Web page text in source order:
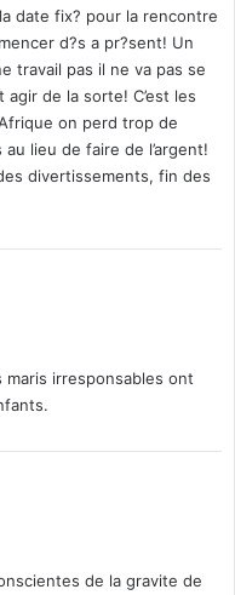
date fix? pour la rencontre
d?s a pr?sent! Un
travail pas il ne va pas se
de la sorte! C’est les
on perd trop de
lieu de faire de l’argent!
divertissements, fin des
maris irresponsables ont
de la gravite de